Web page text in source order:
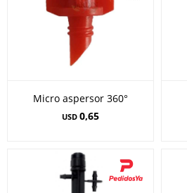
Micro aspersor 360°
USD 0,65